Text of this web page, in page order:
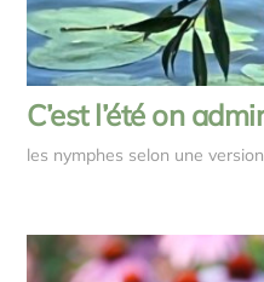
C’est l’été on
les nymphes selon une